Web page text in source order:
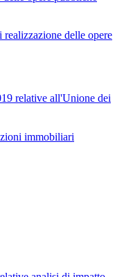
delle opere
relative all'Unione dei
immobiliari